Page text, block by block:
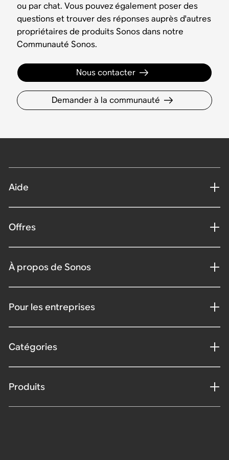
ou par chat. Vous pouvez également poser des
questions et trouver des réponses auprès d'autres
propriétaires de produits Sonos dans notre
Communauté Sonos.
Nous contacter
Demander à la communauté
Aide
Offres
À propos de Sonos
Pour les entreprises
Catégories
Produits